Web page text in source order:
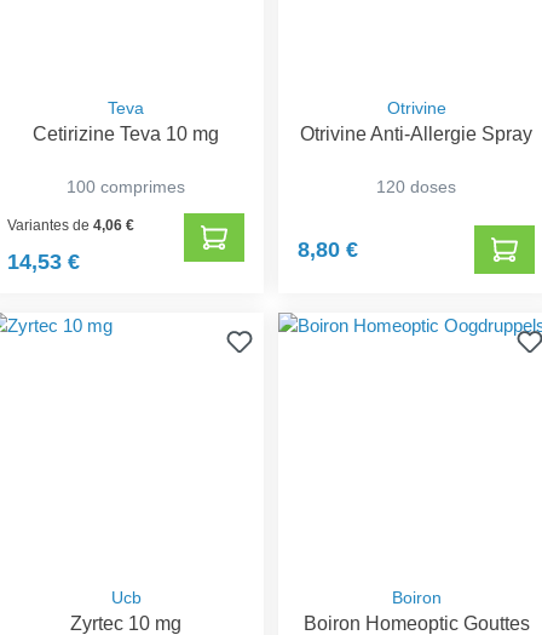
Teva
Cetirizine Teva 10 mg
100 comprimes
Variantes de4,06 €
14,53 €
Otrivine
Otrivine Anti-Allergie Spray
120 doses
8,80 €
Ucb
Zyrtec 10 mg
Boiron
Boiron Homeoptic Gouttes